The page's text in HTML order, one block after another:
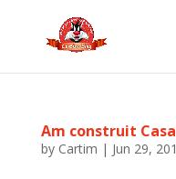
Am construit
by Cartim | Jun 29,